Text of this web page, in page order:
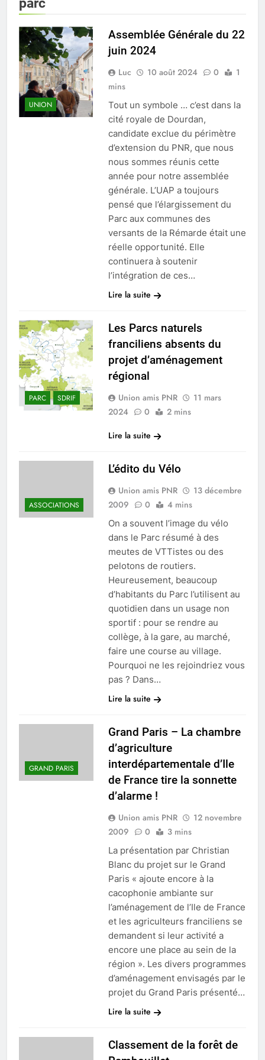
Chevreuse
UNION
Assemblée Générale du 22
juin 2024
Luc 10 août 2024 0
1
mins
Tout un symbole … c’est dans la
cité royale de Dourdan,
candidate exclue du périmètre
d’extension du PNR, que nous
nous sommes réunis cette
année pour notre assemblée
générale. L’UAP a toujours
pensé que l’élargissement du
Parc aux communes des
versants de la Rémarde était une
réelle opportunité. Elle
continuera à soutenir
l’intégration de ces…
Lire la suite
PARC SDRIF
Les Parcs naturels
franciliens absents du
projet d’aménagement
régional
Union amis PNR
11 mars
2024
0
2 mins
Lire la suite
ASSOCIATIONS
L’édito du Vélo
Union amis PNR
13 décembre
2009
0 4 mins
On a souvent l’image du vélo
dans le Parc résumé à des
meutes de VTTistes ou des
pelotons de routiers.
Heureusement, beaucoup
d’habitants du Parc l’utilisent au
quotidien dans un usage non
sportif : pour se rendre au
collège, à la gare, au marché,
faire une course au village.
Pourquoi ne les rejoindriez vous
pas ? Dans…
Lire la suite
GRAND PARIS
Grand Paris – La chambre
d’agriculture
interdépartementale d’Ile
de France tire la sonnette
d’alarme !
Union amis PNR
12 novembre
2009
0 3 mins
La présentation par Christian
Blanc du projet sur le Grand
Paris « ajoute encore à la
cacophonie ambiante sur
l’aménagement de l’Ile de France
et les agriculteurs franciliens se
demandent si leur activité a
encore une place au sein de la
région ». Les divers programmes
d’aménagement envisagés par le
projet du Grand Paris présenté…
Lire la suite
Classement de la forêt de